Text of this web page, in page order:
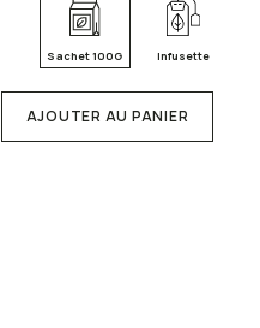
Infusette
Sachet 100G
AJOUTER AU PANIER
produit
plusieurs